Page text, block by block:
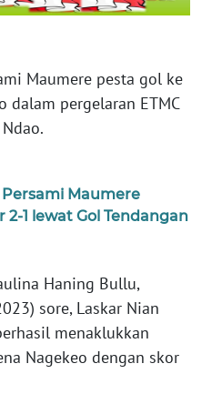
Maumere pesta gol ke
dalam pergelaran ETMC
Maumere
1 lewat Gol Tendangan
Haning Bullu,
sore, Laskar Nian
menaklukkan
Nagekeo dengan skor